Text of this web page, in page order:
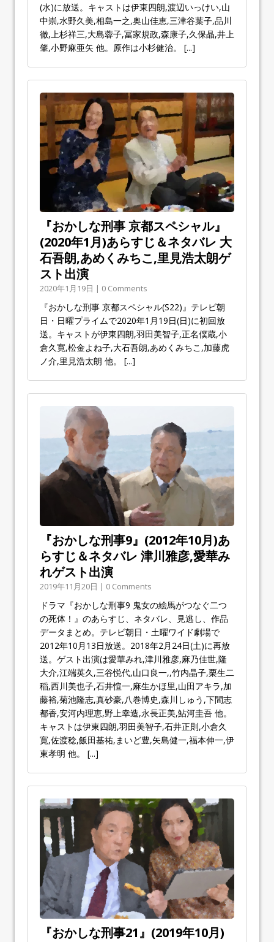
(水)に放送。キャストは伊東四朗,渡辺いっけい,山
中崇,水野久美,相島一之,奥山佳恵,三津谷葉子,品川
徹,上杉祥三,大島蓉子,冨家規政,森康子,久保晶,井上
肇,小野麻亜矢 他。原作は小杉健治。 [...]
『おかしな刑事 京都スペシャル』
(2020年1月)あらすじ＆ネタバレ 大
石吾朗,あめくみちこ,里見浩太朗ゲ
スト出演
2020年1月19日 | 0 Comments
『おかしな刑事 京都スペシャル(S22)』テレビ朝
日・日曜プライムで2020年1月19日(日)に初回放
送。キャストが伊東四朗,羽田美智子,正名僕蔵,小
倉久寛,松金よね子,大石吾朗,あめくみちこ,加藤虎
ノ介,里見浩太朗 他。 [...]
『おかしな刑事9』(2012年10月)あ
らすじ＆ネタバレ 津川雅彦,愛華み
れゲスト出演
2019年11月20日 | 0 Comments
ドラマ『おかしな刑事9 鬼女の絵馬がつなぐ二つ
の死体！』のあらすじ、ネタバレ、見逃し、作品
データまとめ。テレビ朝日・土曜ワイド劇場で
2012年10月13日放送。2018年2月24日(土)に再放
送。ゲスト出演は愛華みれ,津川雅彦,麻乃佳世,隆
大介,江端英久,三谷悦代,山口良一,,竹内晶子,栗生二
稲,西川美也子,石井愃一,麻生かほ里,山田アキラ,加
藤裕,菊池隆志,真砂豪,八巻博史,森川しゅう,下間志
都香,安河内理恵,野上幸造,永長正美,鮎河圭吾 他。
キャストは伊東四朗,羽田美智子,石井正則,小倉久
寛,佐渡稔,飯田基祐,まいど豊,矢島健一,福本伸一,伊
東孝明 他。 [...]
『おかしな刑事21』(2019年10月)